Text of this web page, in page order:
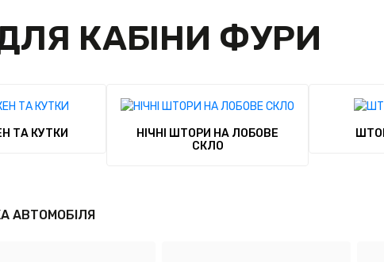
КАБІНИ ФУРИ
ТА КУТКИ
НІЧНІ ШТОРИ НА ЛОБОВЕ
СКЛО
АВТОМОБІЛЯ